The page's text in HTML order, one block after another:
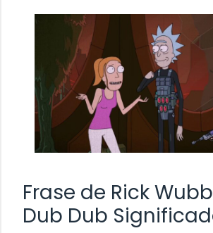
Frase de Rick
Dub Dub